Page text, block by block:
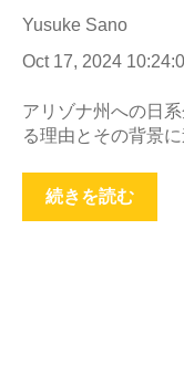
Yusuke Sano
Oct 17, 2024
アリゾナ州への日
る理由とその背景に
続きを読む